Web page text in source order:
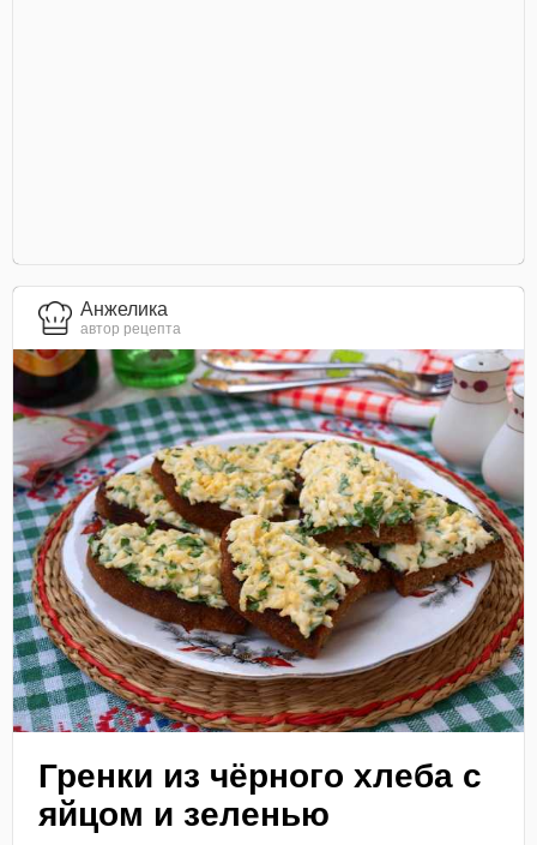
Анжелика
автор рецепта
Гренки из чёрного хлеба с
яйцом и зеленью